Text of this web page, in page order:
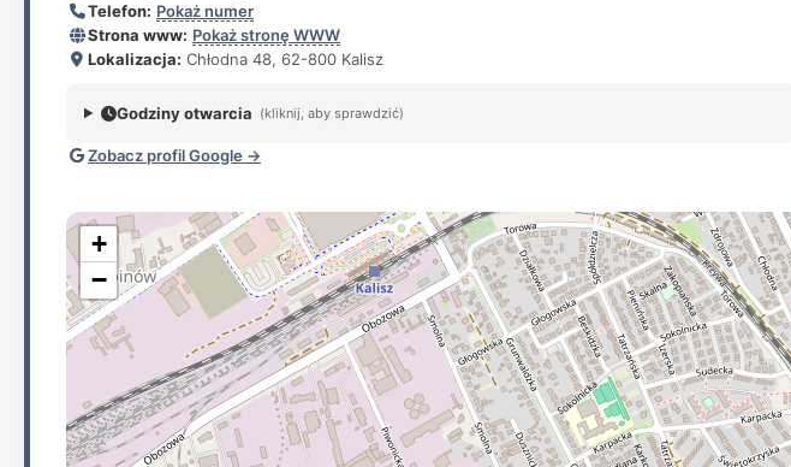
Telefon: Pokaż numer
Strona www: Pokaż stronę WWW
Lokalizacja: Chłodna 48, 62-800 Kalisz
Godziny otwarcia (kliknij, aby sprawdzić)
Zobacz profil Google →
+
−